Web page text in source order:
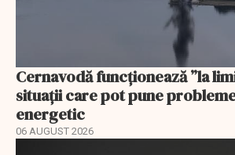
Cernavodă funcționează ”la
situații care pot pune
energetic
06 AUGUST 2026